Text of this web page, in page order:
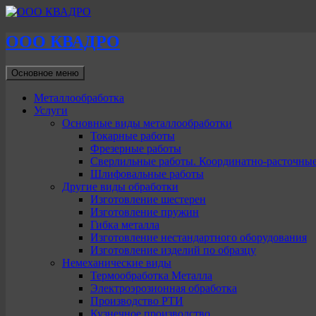
ООО КВАДРО
Поиск
Основное меню
к
содержимому
Металлообработка
Услуги
Основные виды металлообработки
Токарные работы
Фрезерные работы
Сверлильные работы. Координатно-
Шлифовальные работы
Другие виды обработки
Изготовление шестерен
Изготовление пружин
Гибка металла
Изготовление нестандартного оборудования
Изготовление изделий по образцу
Немеханические виды
Термообработка Металла
Электроэрозионная обработка
Производство РТИ
Кузнечное производство